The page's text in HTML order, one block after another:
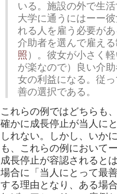
いる。施設の外で生
大学に通うにはーー
れる人を雇う必要が
介助者を選んで雇え
照 ）。彼女が小さく
が楽なので）良い介
女の利益になる。従
善の選択である。
これらの例ではどちらも
確かに成長停止が当人に
しれない。しかし、いか
も、これらの例において
成長停止が容認されると
場合に「当人にとって最
する理由となり、ある場